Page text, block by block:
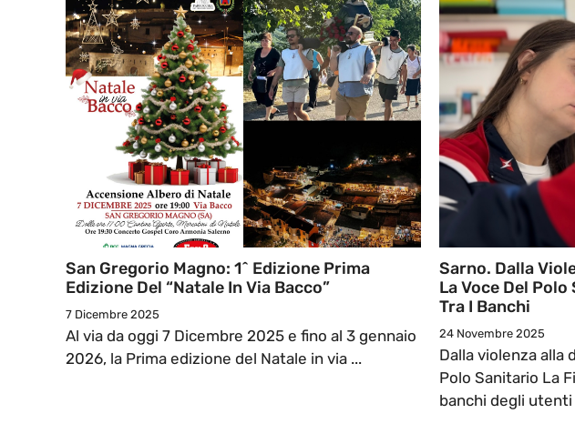
San Gregorio Magno: 1^ Edizione Prima
Edizione Del “Natale In Via Bacco”
7 Dicembre 2025
Al via da oggi 7 Dicembre 2025 e fino al 3 gennaio
2026, la Prima edizione del Natale in via ...
Sarno. Dalla
La Voce Del
Tra I Banchi
24 Novembre 2025
Dalla violenza alla
Polo Sanitario La
banchi degli utenti